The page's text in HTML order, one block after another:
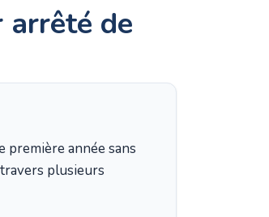
arrêté de
première année sans
plusieurs